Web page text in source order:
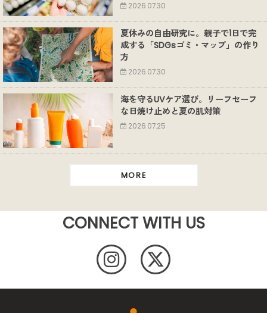
2026.07.30
夏休みの自由研究に。親子で1日で完
成する「SDGsゴミ・マップ」の作り
方
2026.07.30
海を守るUVケア選び。リーフセーフ
な日焼け止めと夏の肌対策
2026.07.25
MORE
CONNECT WITH US